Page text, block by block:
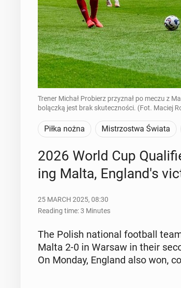
Trener Michał Probierz przyznał po meczu z
bolączką jest brak skuteczności. (Fot. Maciej
Piłka nożna Mistrzostwa Świata
2026 World Cup
ing Malta, Eng­land's
25 MARCH 2025, 08:30
Reading time: 3 Minutes
The Polish na­tion­al foot­ball
Malta 2-0 in Warsaw in their
On Monday, England also won,